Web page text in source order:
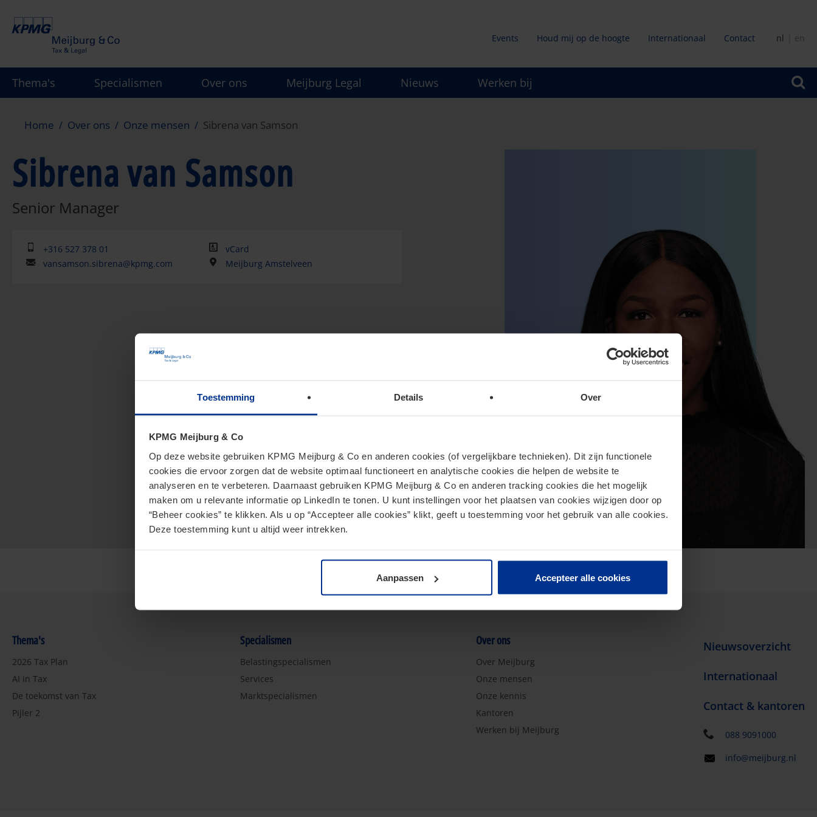
Toestemming Details Over
KPMG Meijburg & Co
Op deze website gebruiken KPMG Meijburg & Co en anderen cookies (of vergelijkbare technieken). Dit zijn functionele
cookies die ervoor zorgen dat de website optimaal functioneert en analytische cookies die helpen de website te
analyseren en te verbeteren. Daarnaast gebruiken KPMG Meijburg & Co en anderen tracking cookies die het mogelijk
maken om u relevante informatie op LinkedIn te tonen. U kunt instellingen voor het plaatsen van cookies wijzigen door op
“Beheer cookies” te klikken. Als u op “Accepteer alle cookies” klikt, geeft u toestemming voor het gebruik van alle cookies.
Deze toestemming kunt u altijd weer intrekken.
Aanpassen Accepteer alle cookies
gaan
Secundair
menu
Events Houd mij op de hoogte Internationaal Contact nl en
Thema's Specialismen Over ons Meijburg Legal Nieuws Werken bij
Home Over ons Onze mensen Sibrena van Samson
Sibrena van Samson
Senior Manager
+316 527 378 01
vCard
vansamson.sibrena@kpmg.com
Meijburg Amstelveen
Thema's
2026 Tax Plan
AI in Tax
De toekomst van Tax
Pijler 2
Specialismen
Belastingspecialismen
Services
Marktspecialismen
Over ons
Over Meijburg
Onze mensen
Onze kennis
Kantoren
Werken bij Meijburg
Nieuwsoverzicht
Internationaal
Contact & kantoren
088 9091000
info@meijburg.nl